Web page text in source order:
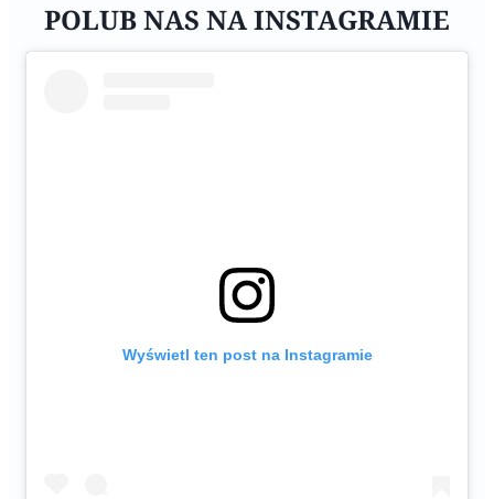
POLUB NAS NA INSTAGRAMIE
Wyświetl ten post na Instagramie